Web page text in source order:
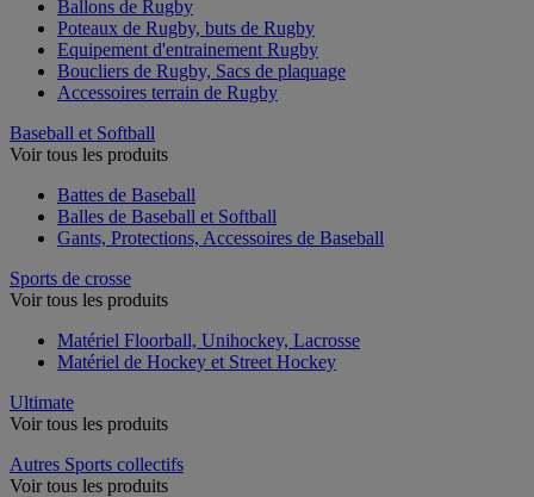
Ballons de Rugby
Poteaux de Rugby, buts de Rugby
Equipement d'entrainement Rugby
Boucliers de Rugby, Sacs de plaquage
Accessoires terrain de Rugby
Baseball et Softball
Voir tous les produits
Battes de Baseball
Balles de Baseball et Softball
Gants, Protections, Accessoires de Baseball
Sports de crosse
Voir tous les produits
Matériel Floorball, Unihockey, Lacrosse
Matériel de Hockey et Street Hockey
Ultimate
Voir tous les produits
Autres Sports collectifs
Voir tous les produits